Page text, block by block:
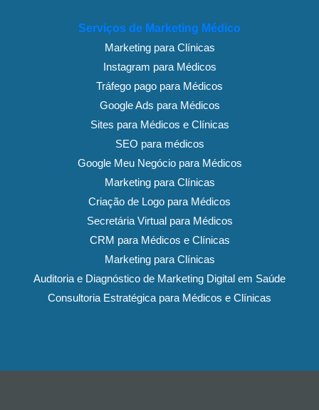
Serviços de Marketing Médico
Marketing para Clínicas
Instagram para Médicos
Tráfego pago para Médicos
Google Ads para Médicos
Sites para Médicos e Clínicas
SEO para médicos
Google Meu Negócio para Médicos
Marketing para Clínicas
Criação de Logo para Médicos
Secretária Virtual para Médicos
CRM para Médicos e Clínicas
Marketing para Clínicas
Auditoria e Diagnóstico de Marketing Digital em Saúde
Consultoria Estratégica para Médicos e Clínicas